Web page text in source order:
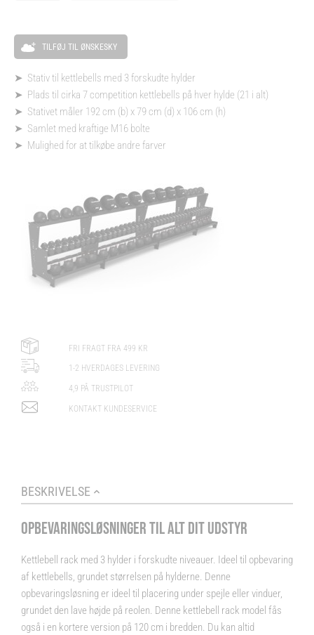
TILFØJ TIL ØNSKESKY
➤ Stativ til kettlebells med 3 forskudte hylder
➤ Plads til cirka 7 competition kettlebells på hver hylde (21 i alt)
➤ Stativet måler 192 cm (b) x 79 cm (d) x 106 cm (h)
➤ Samlet med kraftige M16 bolte
➤ Mulighed for at tilkøbe andre farver
FRI FRAGT FRA 499 KR
1-2 HVERDAGES LEVERING
4,9 PÅ TRUSTPILOT
KONTAKT KUNDESERVICE
BESKRIVELSE
OPBEVARINGSLØSNINGER TIL ALT DIT UDSTYR
Kettlebell rack med 3 hylder i forskudte niveauer. Ideel til opbevaring
af kettlebells, grundet størrelsen på hylderne. Denne
opbevaringsløsning er ideel til placering under spejle eller vinduer,
grundet den lave højde på reolen. Denne kettlebell rack model fås
også i en kortere version på 120 cm i bredden. Du kan altid